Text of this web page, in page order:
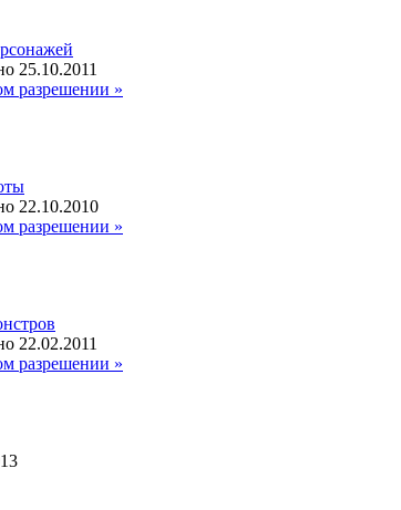
25.10.2011
разрешении »
22.10.2010
разрешении »
22.02.2011
разрешении »